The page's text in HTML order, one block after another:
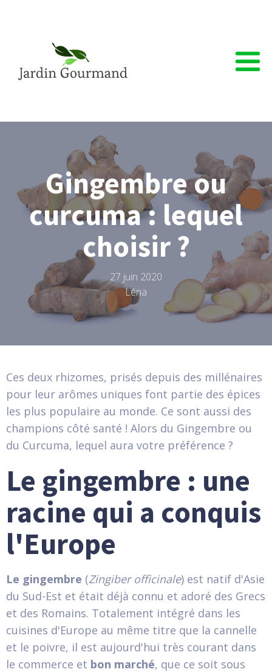
Gingembre ou
curcuma : lequel
choisir ?
27 juin 2020
Léna
Ces deux rhizomes, prisés depuis des millénaires
pour leur arômes uniques font partie des épices
les plus populaire au monde. Ce sont aussi des
champions côté santé ! Alors du Gingembre ou
du Curcuma, lequel aura votre préférence ?
Le gingembre : une
racine qui a conquis
l'Europe
Le gingembre (Zingiber officinale) est natif d'Asie
du Sud-Est et était déjà connu et adoré des Grecs
et des Romains. Totalement intégré dans les
cuisines d'Europe au même titre que la cannelle
et le poivre, il est aujourd'hui très courant dans
le commerce et bon marché, que ce soit sous